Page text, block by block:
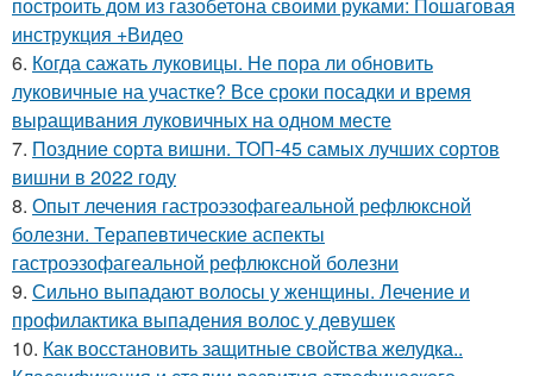
инструкция +Видео
6. Когда сажать луковицы. Не пора ли обновить
луковичные на участке? Все сроки посадки и время
выращивания луковичных на одном месте
7. Поздние сорта вишни. ТОП-45 самых лучших сортов
вишни в 2022 году
8. Опыт лечения гастроэзофагеальной рефлюксной
болезни. Терапевтические аспекты
гастроэзофагеальной рефлюксной болезни
9. Сильно выпадают волосы у женщины. Лечение и
профилактика выпадения волос у девушек
10. Как восстановить защитные свойства желудка..